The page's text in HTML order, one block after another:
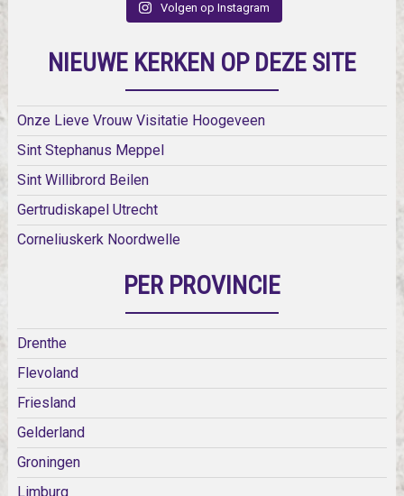
Volgen op Instagram
NIEUWE KERKEN OP DEZE SITE
Onze Lieve Vrouw Visitatie Hoogeveen
Sint Stephanus Meppel
Sint Willibrord Beilen
Gertrudiskapel Utrecht
Corneliuskerk Noordwelle
PER PROVINCIE
Drenthe
Flevoland
Friesland
Gelderland
Groningen
Limburg